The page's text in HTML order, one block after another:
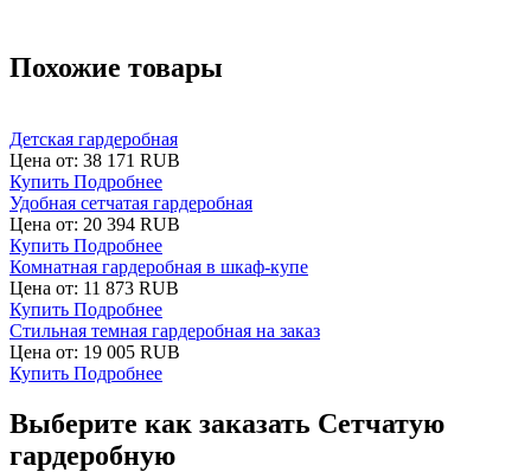
Похожие товары
Детская гардеробная
Цена от: 38 171 RUB
Купить Подробнее
Удобная сетчатая гардеробная
Цена от: 20 394 RUB
Купить Подробнее
Комнатная гардеробная в шкаф-купе
Цена от: 11 873 RUB
Купить Подробнее
Стильная темная гардеробная на заказ
Цена от: 19 005 RUB
Купить Подробнее
Выберите как заказать Сетчатую
гардеробную